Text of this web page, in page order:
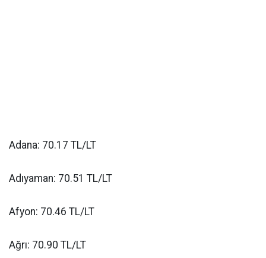
Adana: 70.17 TL/LT
Adıyaman: 70.51 TL/LT
Afyon: 70.46 TL/LT
Ağrı: 70.90 TL/LT